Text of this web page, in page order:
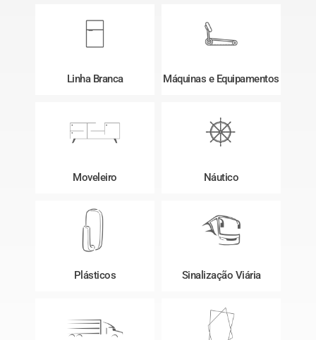
Linha Branca Máquinas e Equipamentos
Moveleiro Náutico
Plásticos Sinalização Viária